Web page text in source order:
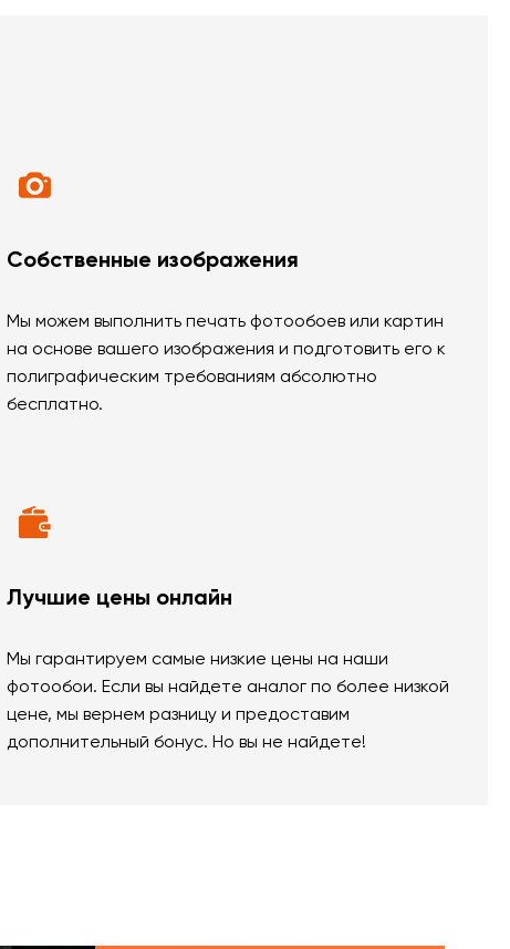
Собственные изображения
Мы можем выполнить печать фотообоев или картин
на основе вашего изображения и подготовить его к
полиграфическим требованиям абсолютно
бесплатно.
Лучшие цены онлайн
Мы гарантируем самые низкие цены на наши
фотообои. Если вы найдете аналог по более низкой
цене, мы вернем разницу и предоставим
дополнительный бонус. Но вы не найдете!